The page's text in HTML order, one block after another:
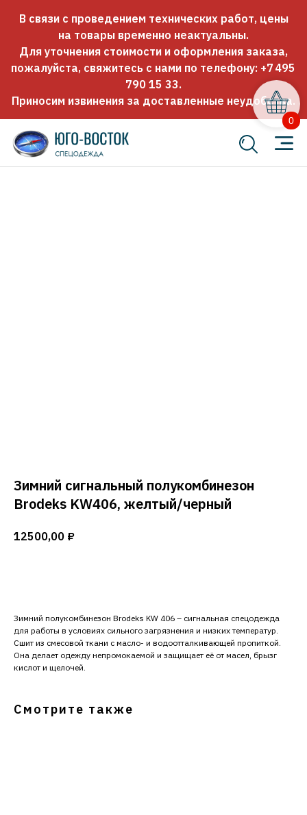
В связи с проведением технических работ, цены
на товары временно неактуальны.
Для уточнения стоимости и оформления заказа,
пожалуйста, свяжитесь с нами по телефону: +7 495
790 15 33.
Приносим извинения за доставленные неудобства.
Зимний сигнальный полукомбинезон
Brodeks KW406, желтый/черный
12500,00 ₽
Зимний полукомбинезон Brodeks KW 406 – сигнальная спецодежда
для работы в условиях сильного загрязнения и низких температур.
Сшит из смесовой ткани с масло- и водоотталкивающей пропиткой.
Она делает одежду непромокаемой и защищает её от масел, брызг
кислот и щелочей.
Смотрите также
0